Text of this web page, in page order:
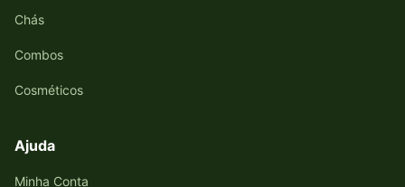
Chás
Combos
Cosméticos
Ajuda
Minha Conta